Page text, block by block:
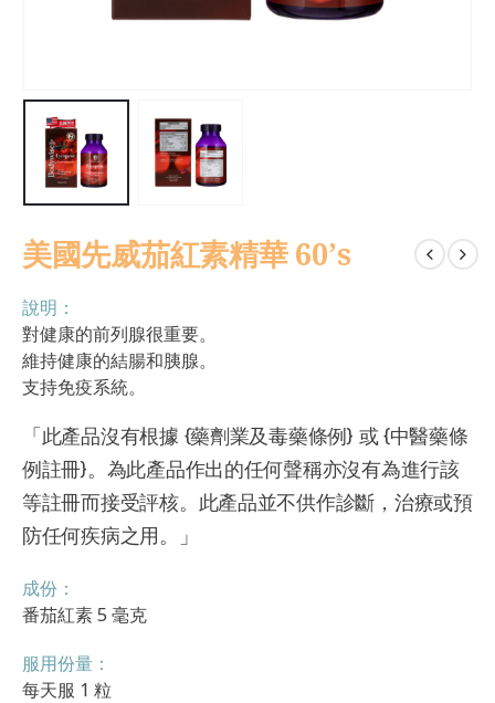
美國先威茄紅素精華 60’s
說明：
對健康的前列腺很重要。
維持健康的結腸和胰腺。
支持免疫系統。
「此產品沒有根據 {藥劑業及毒藥條例} 或 {中醫藥條
例註冊}。為此產品作出的任何聲稱亦沒有為進行該
等註冊而接受評核。此產品並不供作診斷，治療或預
防任何疾病之用。」
成份：
番茄紅素 5 毫克
服用份量：
每天服 1 粒